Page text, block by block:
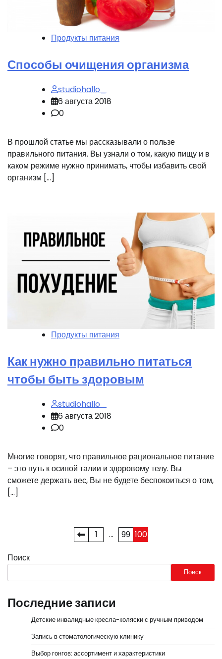
Продукты питания
Способы очищения организма
studiohallo_
6 августа 2018
0
В прошлой статье мы рассказывали о пользе
правильного питания. Вы узнали о том, какую пищу и в
каком режиме нужно принимать, чтобы избавить свой
организм […]
Продукты питания
Как нужно правильно питаться
чтобы быть здоровым
studiohallo_
6 августа 2018
0
Многие говорят, что правильное рациональное питание
– это путь к осиной талии и здоровому телу. Вы
сможете держать вес, Вы не будете беспокоиться о том,
[…]
записей
1 … 99 100
Поиск
Поиск
Последние записи
Детские инвалидные кресла-коляски с ручным приводом
Запись в стоматологическую клинику
Выбор гонгов: ассортимент и характеристики